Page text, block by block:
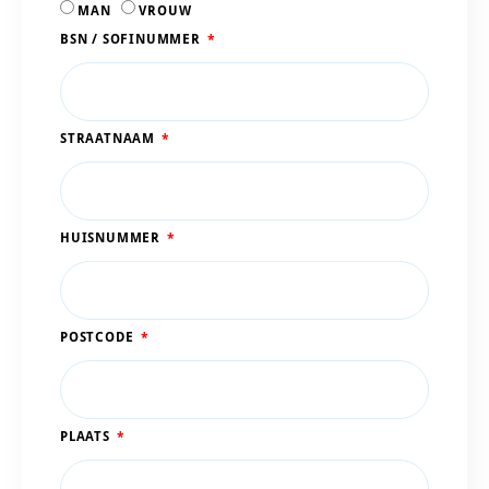
MAN
VROUW
BSN / SOFINUMMER
STRAATNAAM
HUISNUMMER
POSTCODE
PLAATS